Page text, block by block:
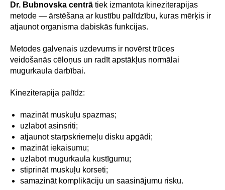
Dr. Bubnovska centrā tiek izmantota kineziterapijas
metode — ārstēšana ar kustību palīdzību, kuras mērķis ir
atjaunot organisma dabiskās funkcijas.
Metodes galvenais uzdevums ir novērst trūces
veidošanās cēloņus un radīt apstākļus normālai
mugurkaula darbībai.
Kineziterapija palīdz:
mazināt muskuļu spazmas;
uzlabot asinsriti;
atjaunot starpskriemeļu disku apgādi;
mazināt iekaisumu;
uzlabot mugurkaula kustīgumu;
stiprināt muskuļu korseti;
samazināt komplikāciju un saasinājumu risku.